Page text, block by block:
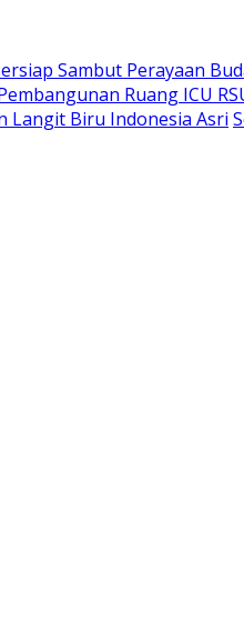
Sambut Perayaan
Ruang ICU
Langit Biru Indonesia Asri